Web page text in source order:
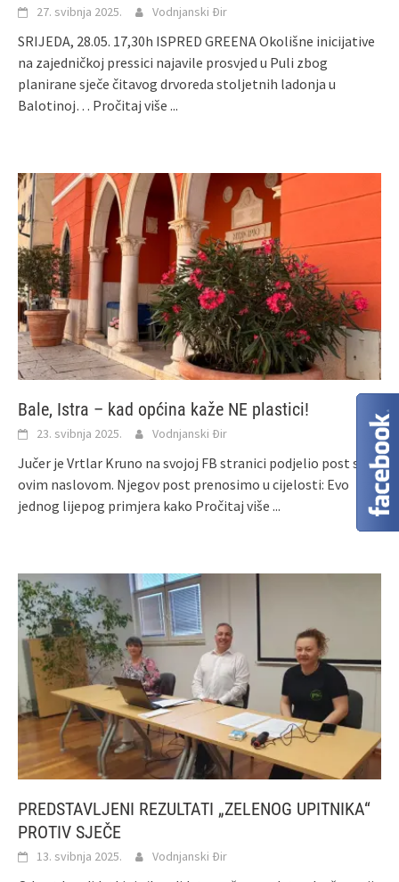
27. svibnja 2025. Vodnjanski Đir
SRIJEDA, 28.05. 17,30h ISPRED GREENA Okolišne inicijative
na zajedničkoj pressici najavile prosvjed u Puli zbog
planirane sječe čitavog drvoreda stoljetnih ladonja u
Balotinoj… Pročitaj više ...
Bale, Istra – kad općina kaže NE plastici!
23. svibnja 2025. Vodnjanski Đir
Jučer je Vrtlar Kruno na svojoj FB stranici podjelio post sa
ovim naslovom. Njegov post prenosimo u cijelosti: Evo
jednog lijepog primjera kako Pročitaj više ...
PREDSTAVLJENI REZULTATI „ZELENOG UPITNIKA“
PROTIV SJEČE
13. svibnja 2025. Vodnjanski Đir